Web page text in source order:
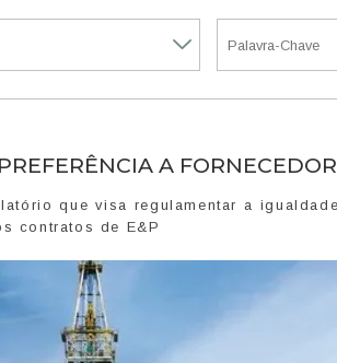
A
que visa regulamentar a
contratos de E&P